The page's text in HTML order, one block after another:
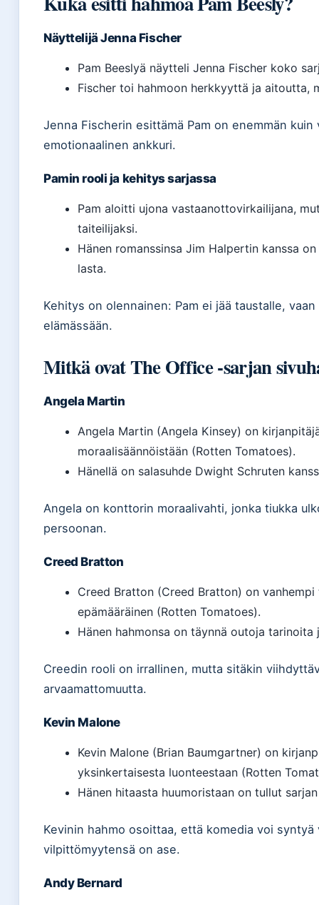
Näyttelijä Jenna Fischer
Pam Beeslyä näytteli Jenna Fischer koko
Fischer toi hahmoon herkkyyttä ja aitoutta,
Jenna Fischerin esittämä Pam on enemmän
emotionaalinen ankkuri.
Pamin rooli ja kehitys sarjassa
Pam aloitti ujona vastaanottovirkailijana,
taiteilijaksi.
Hänen romanssinsa Jim Halpertin kanssa
lasta.
Kehitys on olennainen: Pam ei jää taustalle,
elämässään.
Mitkä ovat The Office -sarjan
Angela Martin
Angela Martin (Angela Kinsey) on
moraalisäännöistään (Rotten Tomatoes).
Hänellä on salasuhde Dwight Schruten
Angela on konttorin moraalivahti, jonka tiukka
persoonan.
Creed Bratton
Creed Bratton (Creed Bratton) on
epämääräinen (Rotten Tomatoes).
Hänen hahmonsa on täynnä outoja tarinoita
Creedin rooli on irrallinen, mutta sitäkin
arvaamattomuutta.
Kevin Malone
Kevin Malone (Brian Baumgartner) on
yksinkertaisesta luonteestaan (Rotten
Hänen hitaasta huumoristaan on tullut
Kevinin hahmo osoittaa, että komedia voi
vilpittömyytensä on ase.
Andy Bernard